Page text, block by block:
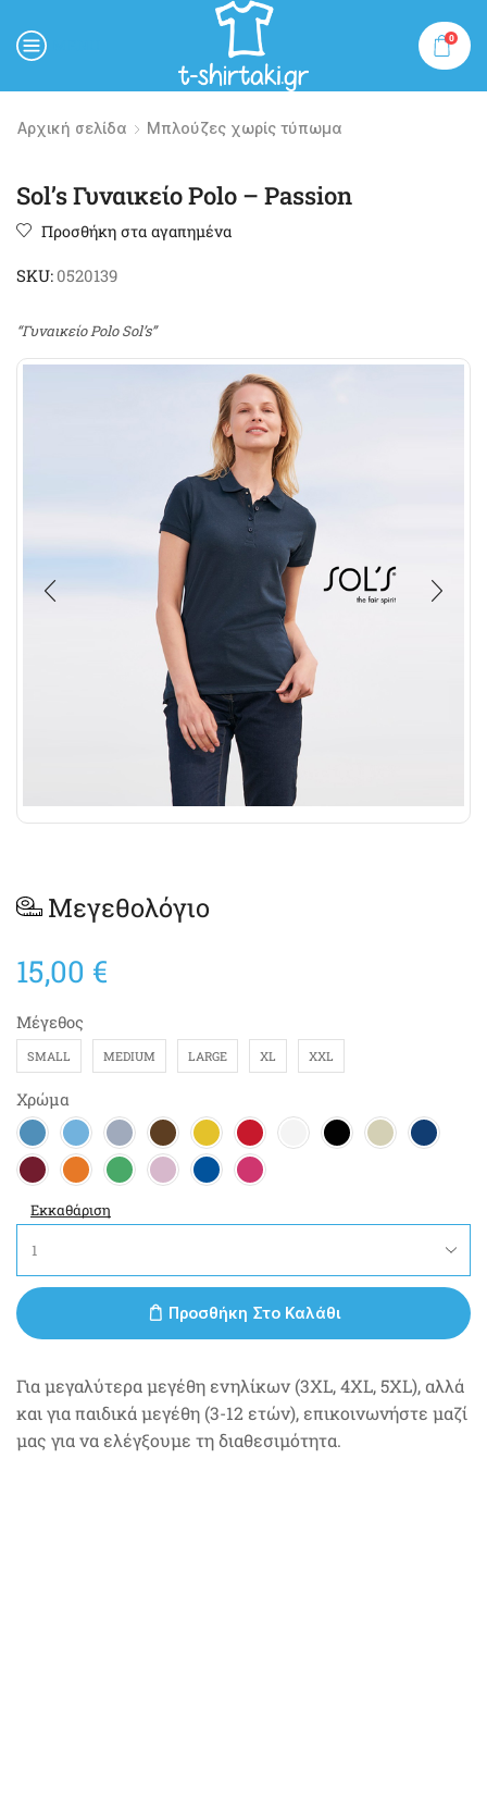
0
Αρχική σελίδα Μπλούζες χωρίς τύπωμα
Sol’s Γυναικείο Polo – Passion
Προσθήκη στα αγαπημένα
SKU: 0520139
“Γυναικείο Polo Sol’s”
Μεγεθολόγιο
15,00 €
Μέγεθος
SMALL MEDIUM LARGE XL XXL
Χρώμα
Εκκαθάριση
Προσθήκη Στο Καλάθι
Για μεγαλύτερα μεγέθη ενηλίκων (3XL, 4XL, 5XL), αλλά
και για παιδικά μεγέθη (3-12 ετών), επικοινωνήστε μαζί
μας για να ελέγξουμε τη διαθεσιμότητα.